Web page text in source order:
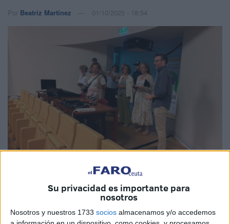
Su privacidad es importante para
nosotros
Nosotros y nuestros 1733 socios almacenamos y/o accedemos
Por Beatriz Martínez 01/10/2025 - 18:54